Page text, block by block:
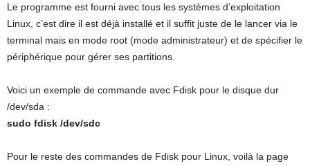
Le programme est fourni avec tous les systèmes d’exploitation
Linux, c’est dire il est déjà installé et il suffit juste de le lancer via le
terminal mais en mode root (mode administrateur) et de spécifier le
périphérique pour gérer ses partitions.
Voici un exemple de commande avec Fdisk pour le disque dur
/dev/sda :
sudo fdisk /dev/sdc
Pour le reste des commandes de Fdisk pour Linux, voilà la page